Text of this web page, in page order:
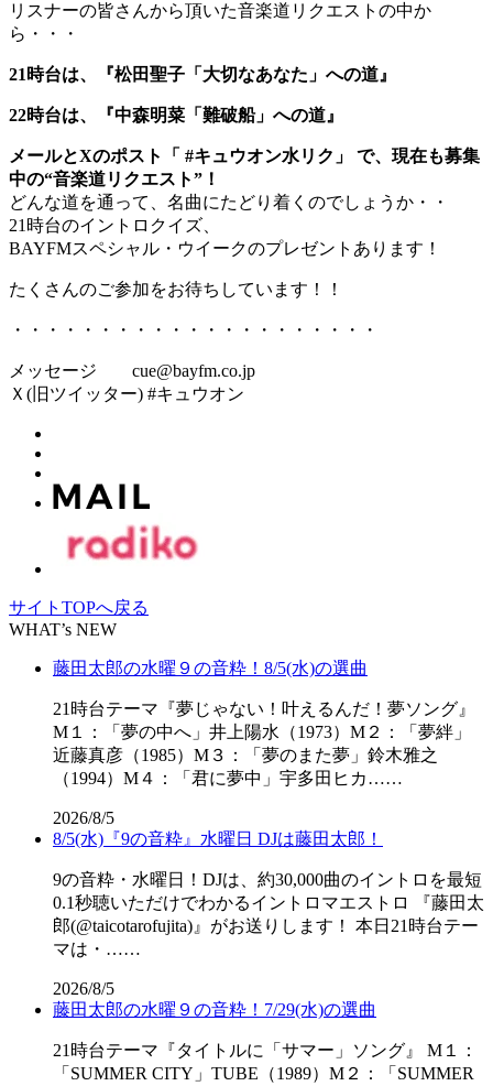
リスナーの皆さんから頂いた音楽道リクエストの中か
ら・・・
21時台は、『松田聖子「大切なあなた」への道』
22時台は、『中森明菜「難破船」への道』
メールとXのポスト「 #キュウオン水リク」 で、現在も募集
中の“音楽道リクエスト”！
どんな道を通って、名曲にたどり着くのでしょうか・・
21時台のイントロクイズ、
BAYFMスペシャル・ウイークのプレゼントあります！
たくさんのご参加をお待ちしています！！
・・・・・・・・・・・・・・・・・・・・・
メッセージ cue@bayfm.co.jp
Ｘ(旧ツイッター) #キュウオン
サイトTOPへ戻る
WHAT’s NEW
藤田太郎の水曜９の音粋！8/5(水)の選曲
21時台テーマ『夢じゃない！叶えるんだ！夢ソング』
M１：「夢の中へ」井上陽水（1973）M２：「夢絆」
近藤真彦（1985）M３：「夢のまた夢」鈴木雅之
（1994）M４：「君に夢中」宇多田ヒカ……
2026/8/5
8/5(水)『9の音粋』水曜日 DJは藤田太郎！
9の音粋・水曜日！DJは、約30,000曲のイントロを最短
0.1秒聴いただけでわかるイントロマエストロ 『藤田太
郎(@taicotarofujita)』がお送りします！ 本日21時台テー
マは・……
2026/8/5
藤田太郎の水曜９の音粋！7/29(水)の選曲
21時台テーマ『タイトルに「サマー」ソング』 M１：
「SUMMER CITY」TUBE（1989）M２：「SUMMER